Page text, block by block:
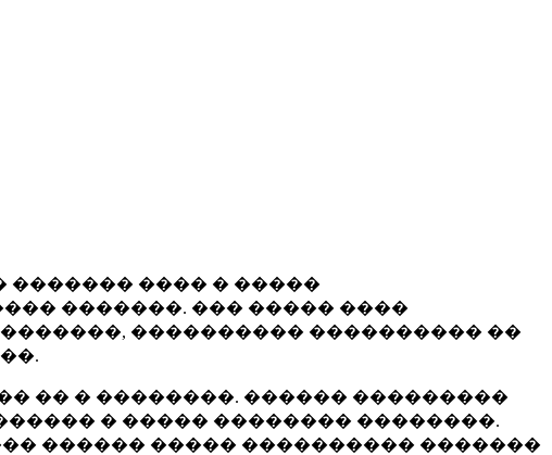
������� ���� � �����
�������. ��� ����� ����
���������� ���������� ��
�� � ��������. ������ ���������
� ����� �������� ��������.
������ ����� ���������� �������